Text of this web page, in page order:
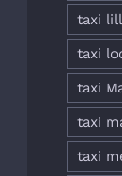
taxi
taxi
taxi
taxi
taxi